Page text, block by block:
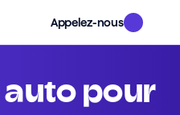
Appelez-nous